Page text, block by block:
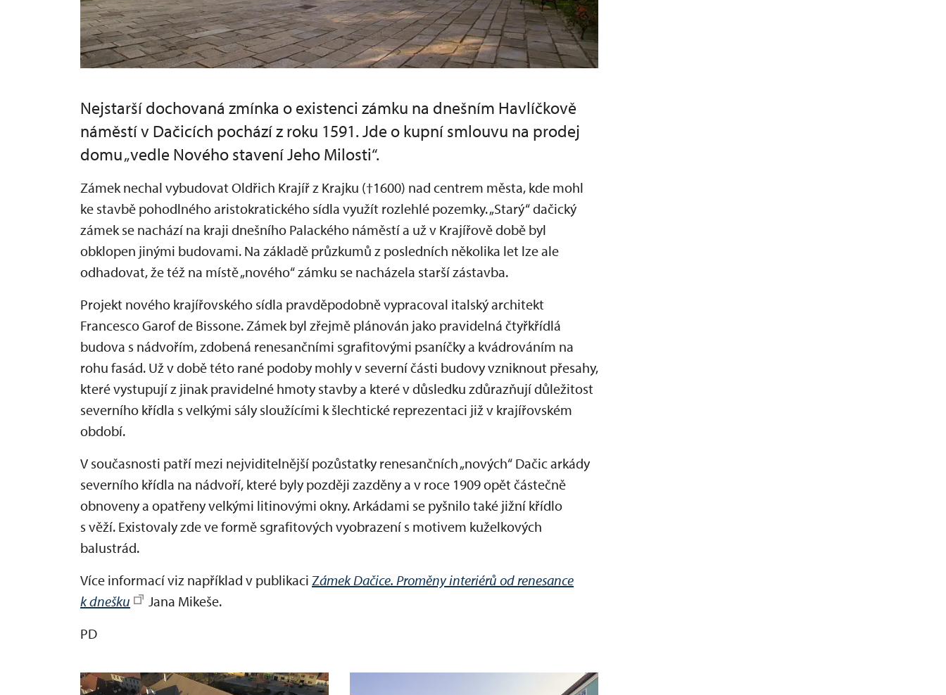
Nejstarší dochovaná zmínka o existenci zámku na dnešním Havlíčkově
náměstí v Dačicích pochází z roku 1591. Jde o kupní smlouvu na prodej
domu „vedle Nového stavení Jeho Milosti“.
Zámek nechal vybudovat Oldřich Krajíř z Krajku (†1600) nad centrem města, kde mohl
ke stavbě pohodlného aristokratického sídla využít rozlehlé pozemky. „Starý“ dačický
zámek se nachází na kraji dnešního Palackého náměstí a už v Krajířově době byl
obklopen jinými budovami. Na základě průzkumů z posledních několika let lze ale
odhadovat, že též na místě „nového“ zámku se nacházela starší zástavba.
Projekt nového krajířovského sídla pravděpodobně vypracoval italský architekt
Francesco Garof de Bissone. Zámek byl zřejmě plánován jako pravidelná čtyřkřídlá
budova s nádvořím, zdobená renesančními sgrafitovými psaníčky a kvádrováním na
rohu fasád. Už v době této rané podoby mohly v severní části budovy vzniknout přesahy,
které vystupují z jinak pravidelné hmoty stavby a které v důsledku zdůrazňují důležitost
severního křídla s velkými sály sloužícími k šlechtické reprezentaci již v krajířovském
období.
V současnosti patří mezi nejviditelnější pozůstatky renesančních „nových“ Dačic arkády
severního křídla na nádvoří, které byly později zazděny a v roce 1909 opět částečně
obnoveny a opatřeny velkými litinovými okny. Arkádami se pyšnilo také jižní křídlo
s věží. Existovaly zde ve formě sgrafitových vyobrazení s motivem kuželkových
balustrád.
Více informací viz například v publikaci Zámek Dačice. Proměny interiérů od renesance
k dnešku
Jana Mikeše.
PD